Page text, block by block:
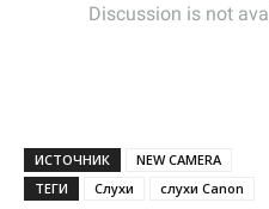
ИСТОЧНИК
NEW CAMERA
ТЕГИ
Слухи слухи Canon